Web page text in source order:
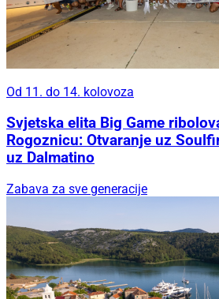
Od 11. do 14. kolovoza
Svjetska elita Big Game
Rogoznicu: Otvaranje uz
uz Dalmatino
Zabava za sve generacije